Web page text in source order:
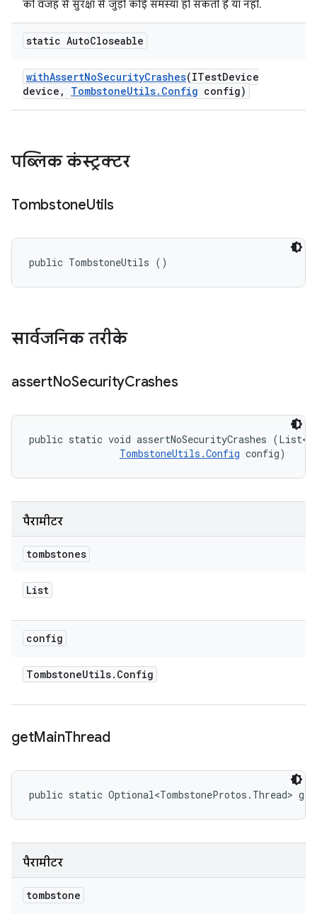
की वजह से सुरक्षा से जुड़ी कोई समस्या हो सकती है या नहीं.
static AutoCloseable
withAssertNoSecurityCrashes(ITestDevice
device , TombstoneUtils. Config config)
पब्लिक कंस्ट्रक्टर
TombstoneUtils
public TombstoneUtils ()
सार्वजनिक तरीके
assertNoSecurityCrashes
public static void assertNoSecurityCrashes
TombstoneUtils.Config config)
पैरामीटर
tombstones
List
config
TombstoneUtils. Config
getMainThread
public static Optional<TombstoneProtos.Thread>
पैरामीटर
tombstone